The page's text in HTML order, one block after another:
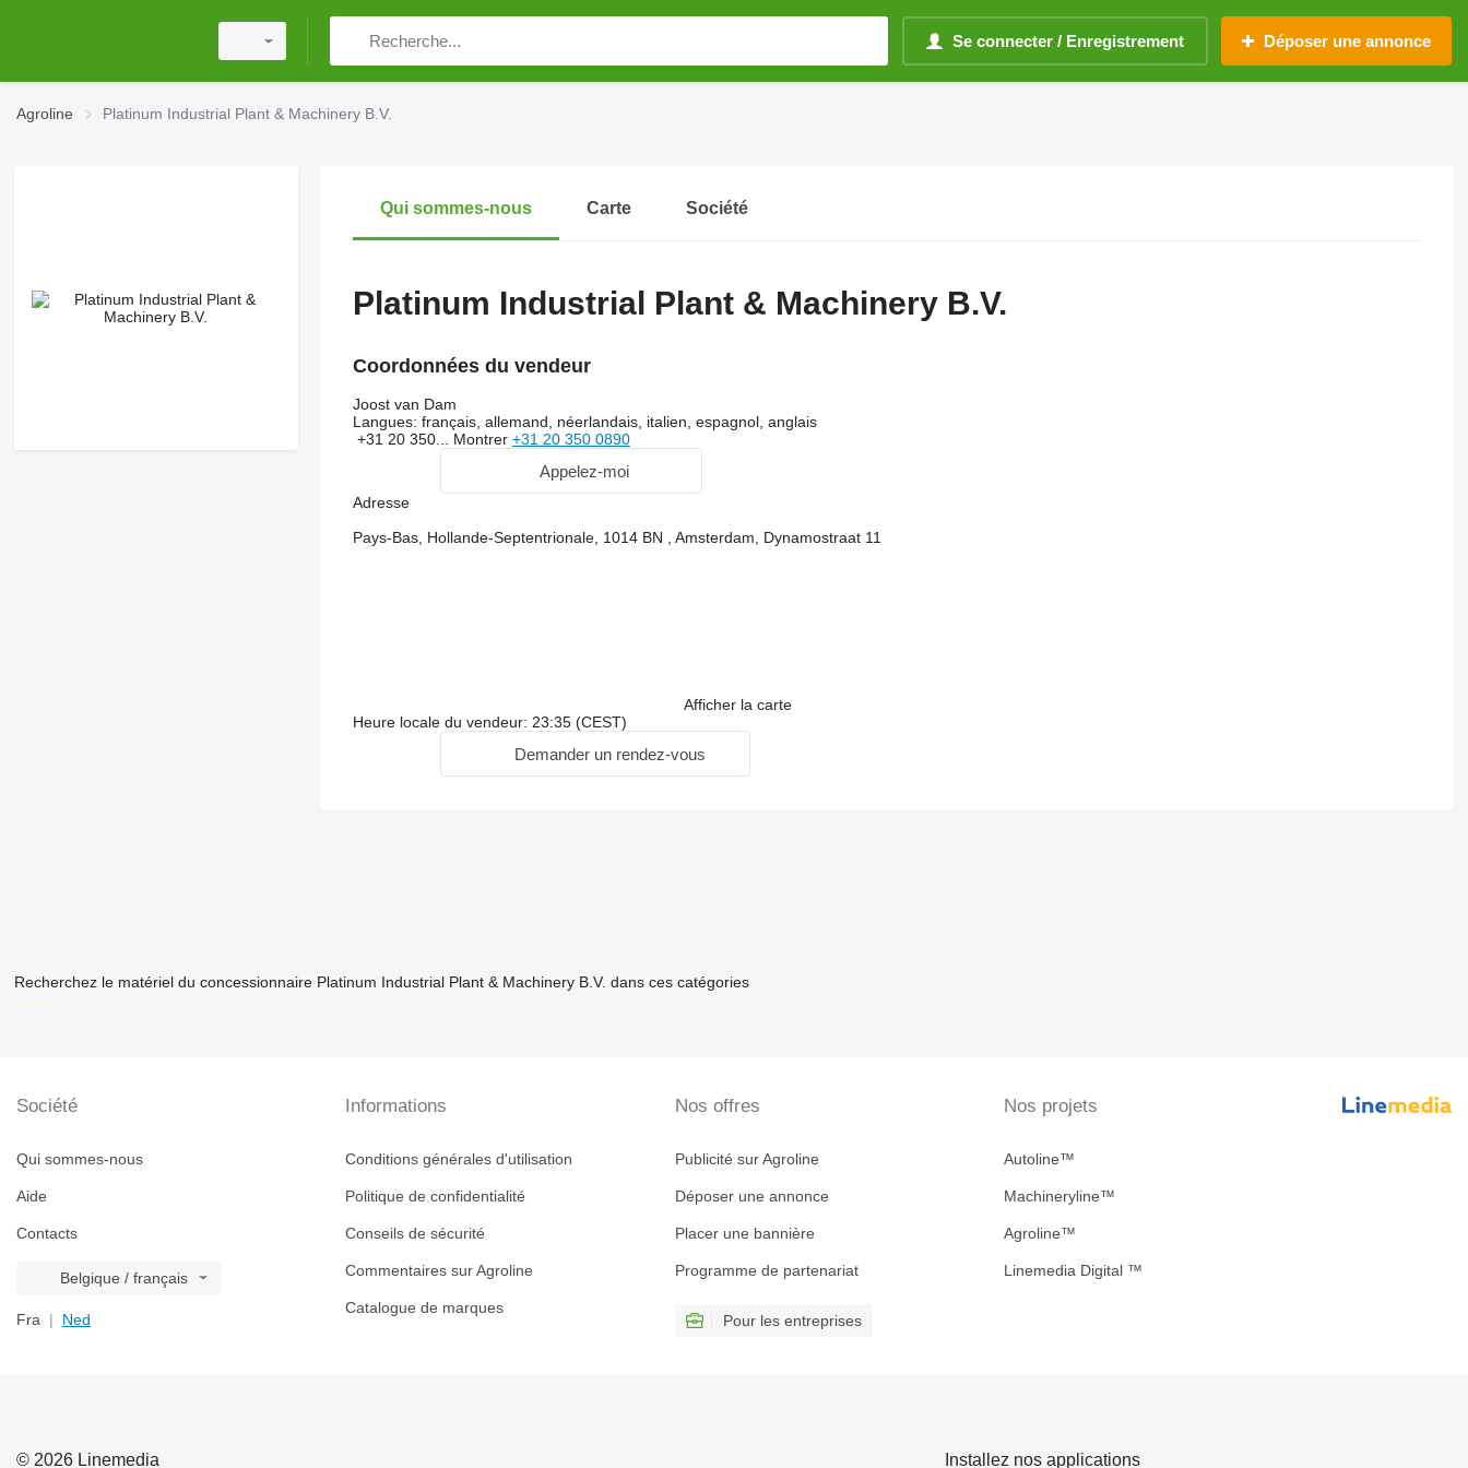
Se connecter / Enregistrement Déposer une annonce
Agroline Platinum Industrial Plant & Machinery B.V.
Qui sommes-nous Carte Société
Platinum Industrial Plant & Machinery B.V.
Coordonnées du vendeur
Joost van Dam
Langues: français, allemand, néerlandais, italien, espagnol, anglais
+31 20 350... Montrer +31 20 350 0890
Appelez-moi
Adresse
Pays-Bas, Hollande-Septentrionale, 1014 BN , Amsterdam, Dynamostraat 11
Afficher la carte
Heure locale du vendeur: 23:35 (CEST)
Demander un rendez-vous
Recherchez le matériel du concessionnaire Platinum Industrial Plant & Machinery B.V. dans ces catégories
disallow-in-dsa
Société
Qui sommes-nous
Aide
Contacts
Belgique / français
Fra Ned
Informations
Conditions générales d'utilisation
Politique de confidentialité
Conseils de sécurité
Commentaires sur Agroline
Catalogue de marques
Nos offres
Publicité sur Agroline
Déposer une annonce
Placer une bannière
Programme de partenariat
Pour les entreprises
Nos projets
Autoline™
Machineryline™
Agroline™
Linemedia Digital ™
© 2026 Linemedia Installez nos applications